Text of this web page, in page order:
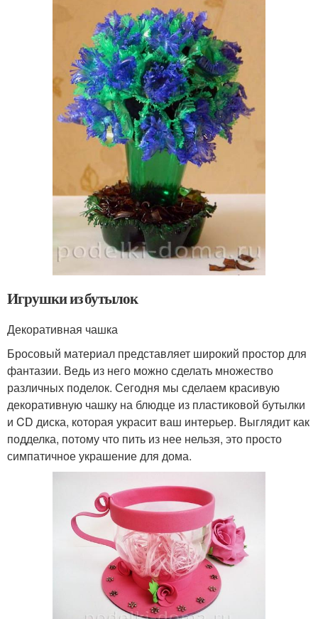
Игрушки из бутылок
Декоративная чашка
Бросовый материал представляет широкий простор для
фантазии. Ведь из него можно сделать множество
различных поделок. Сегодня мы сделаем красивую
декоративную чашку на блюдце из пластиковой бутылки
и CD диска, которая украсит ваш интерьер. Выглядит как
подделка, потому что пить из нее нельзя, это просто
симпатичное украшение для дома.